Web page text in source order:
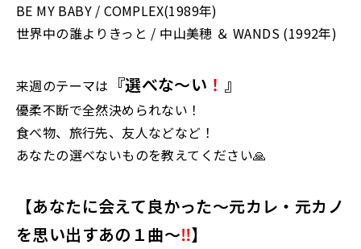
BE MY BABY / COMPLEX(1989年)
世界中の誰よりきっと / 中山美穂 ＆ WANDS (1992年)
来週のテーマは 『選べな〜い ！ 』
優柔不断で全然決められない！
食べ物、旅行先、友人などなど！
あなたの選べないものを教えてください🙏
【あなたに会えて良かった～元カレ・元カノ
を思い出すあの１曲～‼】